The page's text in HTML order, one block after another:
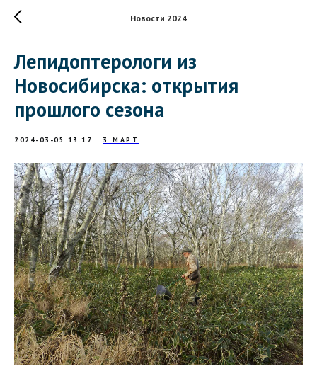
Новости 2024
Лепидоптерологи из
Новосибирска: открытия
прошлого сезона
2024-03-05 13:17 3 МАРТ